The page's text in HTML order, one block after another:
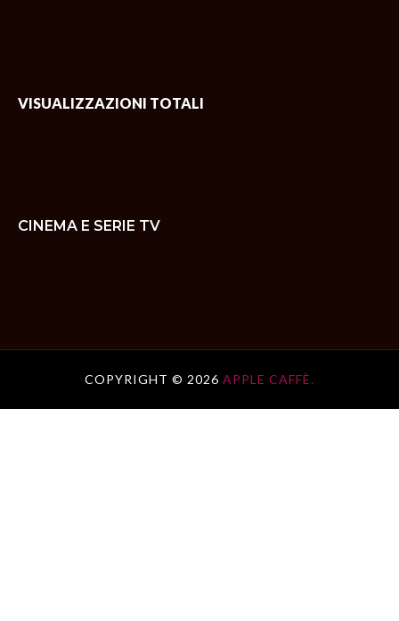
VISUALIZZAZIONI TOTALI
CINEMA E SERIE TV
COPYRIGHT © 2026 APPLE CAFFÈ.